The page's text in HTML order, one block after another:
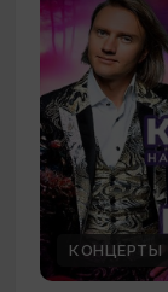
КОНЦЕРТЫ